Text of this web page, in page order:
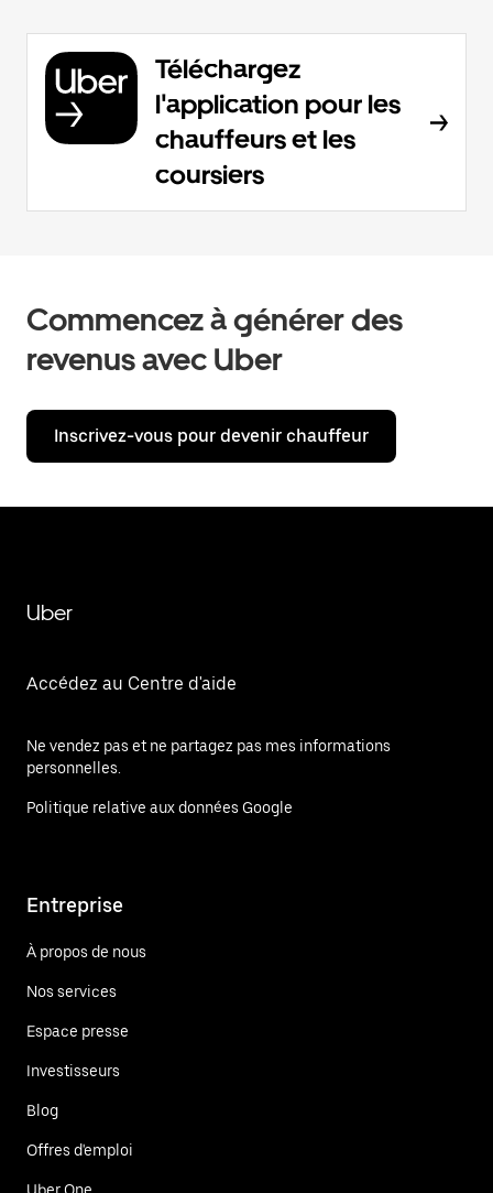
Téléchargez
l'application pour les
chauffeurs et les
coursiers
Commencez à générer des
revenus avec Uber
Inscrivez-vous pour devenir chauffeur
Uber
Accédez au Centre d'aide
Ne vendez pas et ne partagez pas mes informations
personnelles.
Politique relative aux données Google
Entreprise
À propos de nous
Nos services
Espace presse
Investisseurs
Blog
Offres d'emploi